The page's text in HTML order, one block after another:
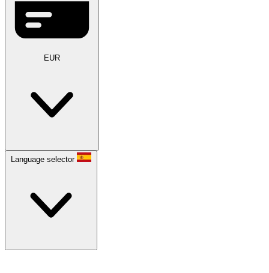
EUR
Language selector